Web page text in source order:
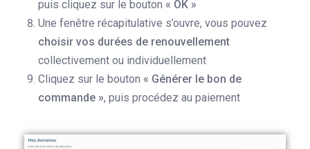
puis cliquez sur le bouton « OK »
Une fenêtre récapitulative s’ouvre, vous pouvez
choisir vos durées de renouvellement
collectivement ou individuellement
Cliquez sur le bouton « Générer le bon de
commande », puis procédez au paiement